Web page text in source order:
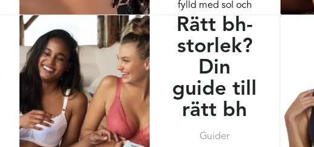
fylld med sol och
bad i pool, hav och
sjö? Då blir oftast
badkläderna slitna i
sin form och färg.
För att...
Rätt bh-
storlek?
Din
guide till
rätt bh
Guider